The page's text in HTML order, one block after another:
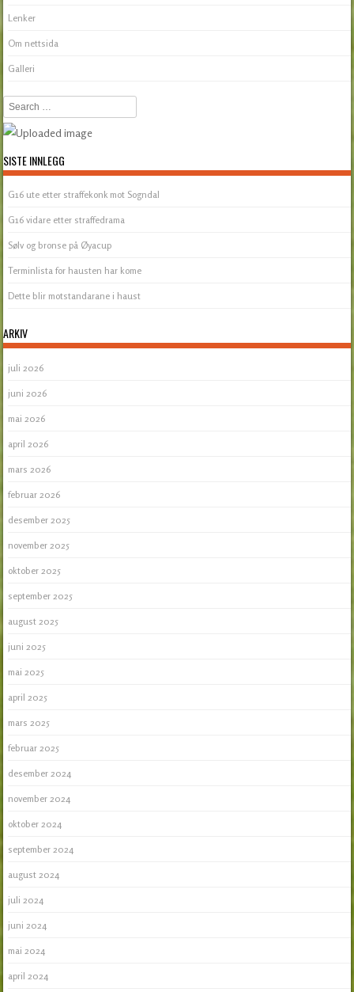
Lenker
Om nettsida
Galleri
Search
SISTE INNLEGG
G16 ute etter straffekonk mot Sogndal
G16 vidare etter straffedrama
Sølv og bronse på Øyacup
Terminlista for hausten har kome
Dette blir motstandarane i haust
ARKIV
juli 2026
juni 2026
mai 2026
april 2026
mars 2026
februar 2026
desember 2025
november 2025
oktober 2025
september 2025
august 2025
juni 2025
mai 2025
april 2025
mars 2025
februar 2025
desember 2024
november 2024
oktober 2024
september 2024
august 2024
juli 2024
juni 2024
mai 2024
april 2024